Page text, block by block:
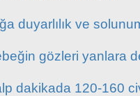
duyarlılık ve
gözleri yanlara
dakikada 120-160